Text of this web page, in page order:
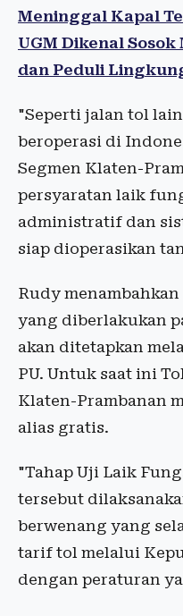
Meninggal Kapal
UGM Dikenal
dan Peduli
"Seperti jalan tol
beroperasi di
Segmen Klaten-
persyaratan laik
administratif dan
siap dioperasikan
Rudy
yang diberlakukan
akan ditetapkan
PU. Untuk saat ini
Klaten-Prambanan
alias gratis.
"Tahap Uji Laik
tersebut
berwenang yang
tarif tol melalui
dengan peraturan